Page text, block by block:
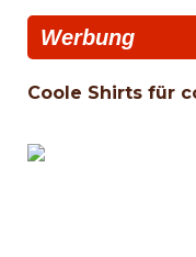
Werbung
Coole Shirts für